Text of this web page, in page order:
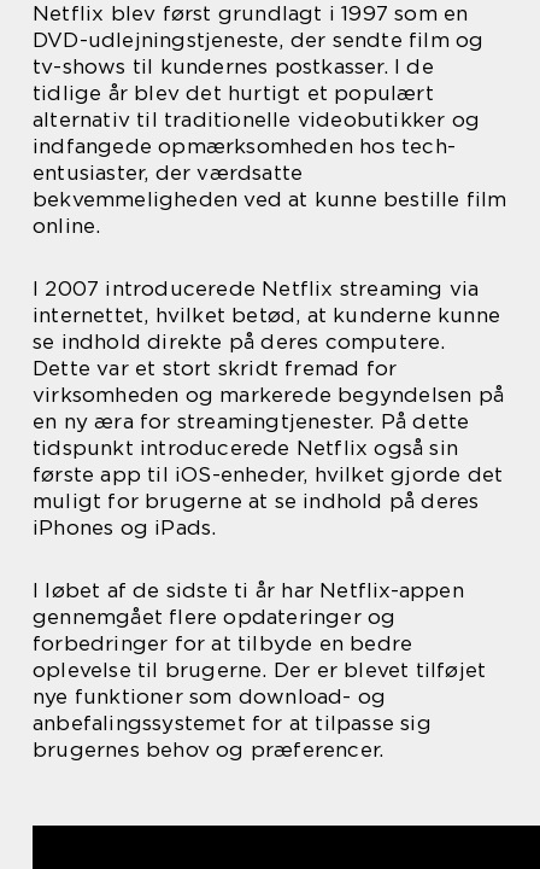
Netflix blev først grundlagt i 1997 som en
DVD-udlejningstjeneste, der sendte film og
tv-shows til kundernes postkasser. I de
tidlige år blev det hurtigt et populært
alternativ til traditionelle videobutikker og
indfangede opmærksomheden hos tech-
entusiaster, der værdsatte
bekvemmeligheden ved at kunne bestille film
online.
I 2007 introducerede Netflix streaming via
internettet, hvilket betød, at kunderne kunne
se indhold direkte på deres computere.
Dette var et stort skridt fremad for
virksomheden og markerede begyndelsen på
en ny æra for streamingtjenester. På dette
tidspunkt introducerede Netflix også sin
første app til iOS-enheder, hvilket gjorde det
muligt for brugerne at se indhold på deres
iPhones og iPads.
I løbet af de sidste ti år har Netflix-appen
gennemgået flere opdateringer og
forbedringer for at tilbyde en bedre
oplevelse til brugerne. Der er blevet tilføjet
nye funktioner som download- og
anbefalingssystemet for at tilpasse sig
brugernes behov og præferencer.